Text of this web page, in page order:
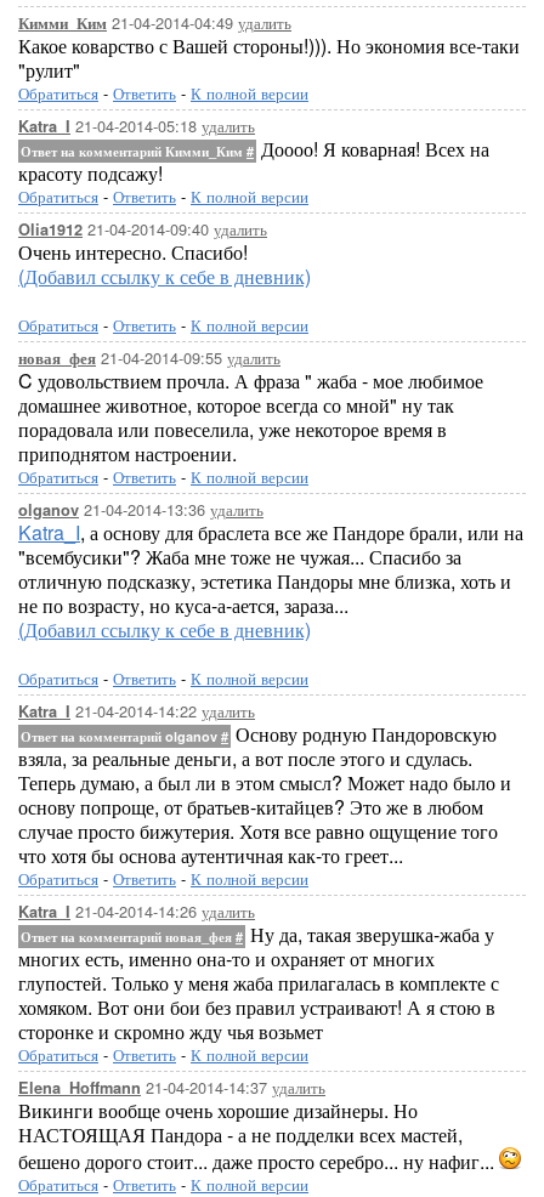
Кимми_Ким 21-04-2014-04:49 удалить
Какое коварство с Вашей стороны!))). Но экономия все-таки
"рулит"
Обратиться - Ответить - К полной версии
Katra_I 21-04-2014-05:18 удалить
Ответ на комментарий Кимми_Ким # Доооо! Я коварная! Всех на
красоту подсажу!
Обратиться - Ответить - К полной версии
Olia1912 21-04-2014-09:40 удалить
Очень интересно. Спасибо!
(Добавил ссылку к себе в дневник)
Обратиться - Ответить - К полной версии
новая_фея 21-04-2014-09:55 удалить
C удовольствием прочла. А фраза " жаба - мое любимое
домашнее животное, которое всегда со мной" ну так
порадовала или повеселила, уже некоторое время в
приподнятом настроении.
Обратиться - Ответить - К полной версии
olganov 21-04-2014-13:36 удалить
Katra_I, а основу для браслета все же Пандоре брали, или на
"всембусики"? Жаба мне тоже не чужая... Спасибо за
отличную подсказку, эстетика Пандоры мне близка, хоть и
не по возрасту, но куса-а-ается, зараза...
(Добавил ссылку к себе в дневник)
Обратиться - Ответить - К полной версии
Katra_I 21-04-2014-14:22 удалить
Ответ на комментарий olganov # Основу родную Пандоровскую
взяла, за реальные деньги, а вот после этого и сдулась.
Теперь думаю, а был ли в этом смысл? Может надо было и
основу попроще, от братьев-китайцев? Это же в любом
случае просто бижутерия. Хотя все равно ощущение того
что хотя бы основа аутентичная как-то греет...
Обратиться - Ответить - К полной версии
Katra_I 21-04-2014-14:26 удалить
Ответ на комментарий новая_фея # Ну да, такая зверушка-жаба у
многих есть, именно она-то и охраняет от многих
глупостей. Только у меня жаба прилагалась в комплекте с
хомяком. Вот они бои без правил устраивают! А я стою в
сторонке и скромно жду чья возьмет
Обратиться - Ответить - К полной версии
Elena_Hoffmann 21-04-2014-14:37 удалить
Викинги вообще очень хорошие дизайнеры. Но
НАСТОЯЩАЯ Пандора - а не подделки всех мастей,
бешено дорого стоит... даже просто серебро... ну нафиг...
Обратиться - Ответить - К полной версии